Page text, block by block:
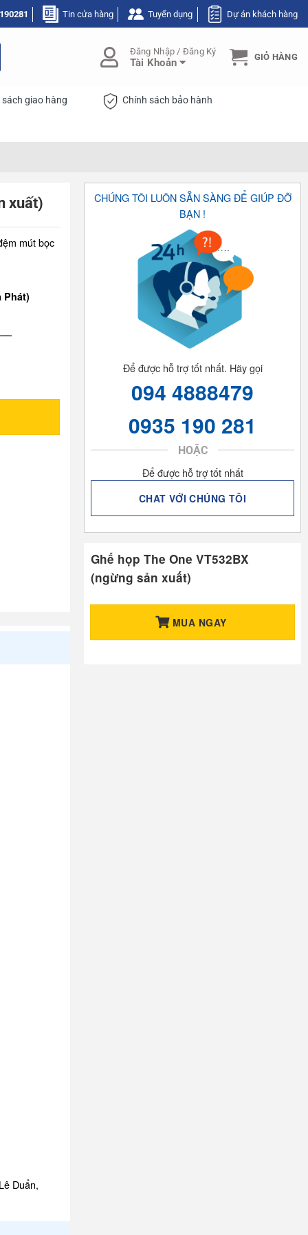
Tin cửa hàng Tuyển dụng Dự án khách hàng
Đăng Nhập / Đăng Ký
Tài Khoản GIỎ HÀNG
giao hàng Chính sách bảo hành
xuất)
mút bọc
Phát)
Duẩn,
CHÚNG TÔI LUÔN SẴN SÀNG ĐỂ GIÚP ĐỠ
BẠN !
Để được hỗ trợ tốt nhất. Hãy gọi
094 4888479
0935 190 281
HOẶC
Để được hỗ trợ tốt nhất
CHAT VỚI CHÚNG TÔI
Ghế họp The One VT532BX
(ngừng sản xuất)
MUA NGAY